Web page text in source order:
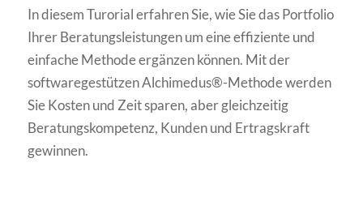
In diesem Turorial erfahren Sie, wie Sie das Portfolio
Ihrer Beratungsleistungen um eine effiziente und
einfache Methode ergänzen können. Mit der
softwaregestützen Alchimedus®-Methode werden
Sie Kosten und Zeit sparen, aber gleichzeitig
Beratungskompetenz, Kunden und Ertragskraft
gewinnen.